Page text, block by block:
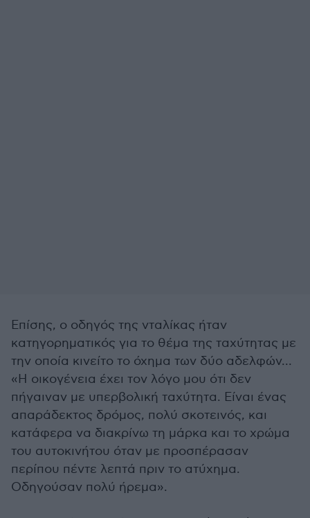
Επίσης, ο οδηγός της νταλίκας ήταν
κατηγορηματικός για το θέμα της ταχύτητας με
την οποία κινείτο το όχημα των δύο αδελφών...
«Η οικογένεια έχει τον λόγο μου ότι δεν
πήγαιναν με υπερβολική ταχύτητα. Είναι ένας
απαράδεκτος δρόμος, πολύ σκοτεινός, και
κατάφερα να διακρίνω τη μάρκα και το χρώμα
του αυτοκινήτου όταν με προσπέρασαν
περίπου πέντε λεπτά πριν το ατύχημα.
Οδηγούσαν πολύ ήρεμα».